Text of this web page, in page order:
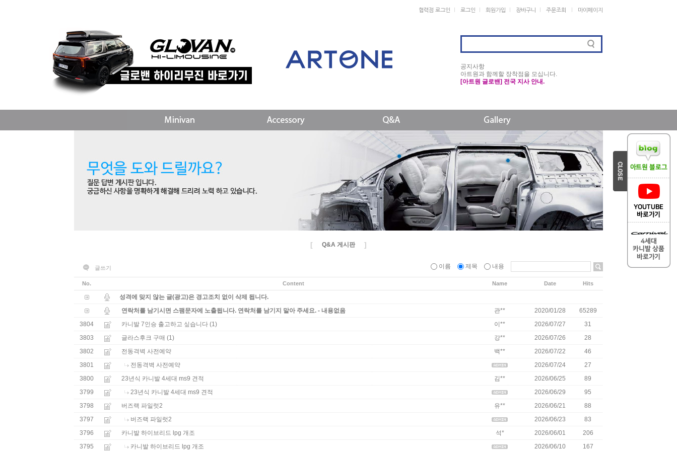
협력점 로그인 로그인 회원가입 장바구니 주문조회 마이페이지
공지사항
아트원과 함께할 장착점을 모십니다.
[아트원 글로밴] 전국 지사 안내.
[ Q&A 게시판 ]
글쓰기 이름 제목 내용
No. Content Name Date Hits
성격에 맞지 않는 글(광고)은 경고조치 없이 삭제 됩니다.
연락처를 남기시면 스팸문자에 노출됩니다. 연락처를 남기지 말아 주세요. - 내용없음
관** 2020/01/28
65289
3804
카니발 7인승 출고하고 싶습니다 (1) 이** 2026/07/27
31
3803
글라스후크 구매 (1) 강** 2026/07/26
28
3802
전동격벽 사전예약 백** 2026/07/22
46
3801
전동격벽 사전예약 2026/07/24
27
3800
23년식 카니발 4세대 ms9 견적 김** 2026/06/25
89
3799
23년식 카니발 4세대 ms9 견적 2026/06/29
95
3798
버즈랙 파일럿2 유** 2026/06/21
88
3797
버즈랙 파일럿2 2026/06/23
83
3796
카니발 하이브리드 lpg 개조 석* 2026/06/01
206
3795
카니발 하이브리드 lpg 개조 2026/06/10
167